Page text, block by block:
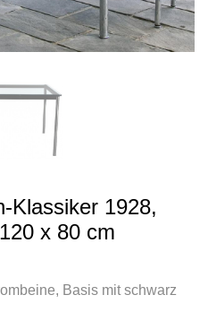
Klassiker 1928,
x 80 cm
Basis mit schwarz